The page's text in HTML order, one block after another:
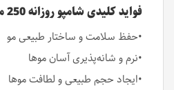
فواید کلیدی شامپو روزانه 250 میل سکو
•حفظ سلامت و ساختار طبیعی مو
•نرم و شانه‌پذیری آسان موها
•ایجاد حجم طبیعی و لطافت موها